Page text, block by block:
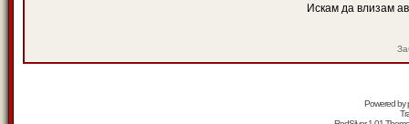
Искам да влизам
Powered by